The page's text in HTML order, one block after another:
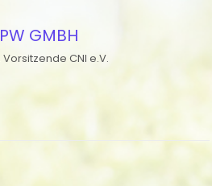
GMBH